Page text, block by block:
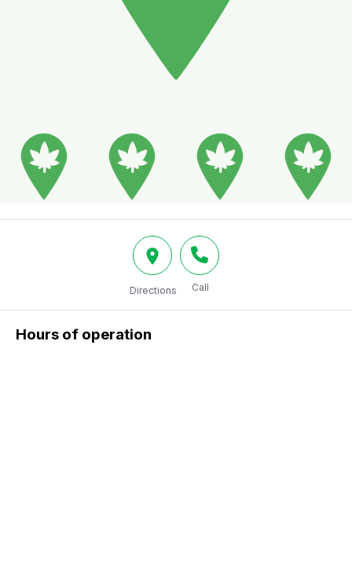
Directions Call
Hours of operation